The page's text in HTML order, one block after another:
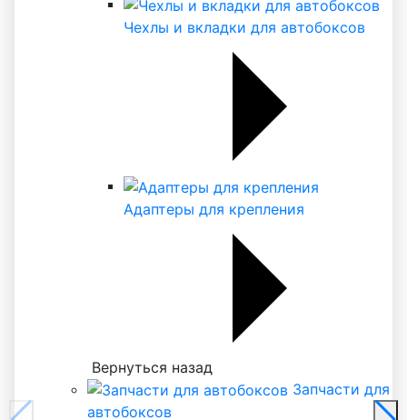
Чехлы и вкладки для автобоксов
Адаптеры для крепления
Вернуться назад
Запчасти для
автобоксов